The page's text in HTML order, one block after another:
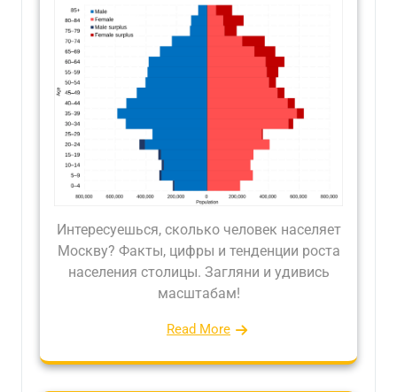
Интересуешься, сколько человек населяет
Москву? Факты, цифры и тенденции роста
населения столицы. Загляни и удивись
масштабам!
Read More